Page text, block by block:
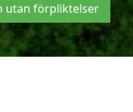
utan förpliktelser